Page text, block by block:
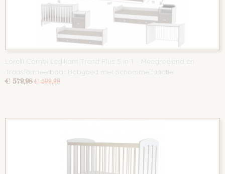
Lorelli Combi Ledikant Trend Plus 5 in 1 – Meegroeiend en
Transformeerbaar Babybed met Schommelfunctie
€ 579,98 € 599,98